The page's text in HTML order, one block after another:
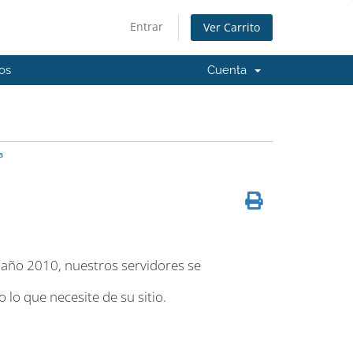
Entrar Ver Carrito
Cuenta
2010, nuestros servidores se
lo que necesite de su sitio.